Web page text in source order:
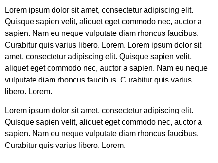
Lorem ipsum dolor sit amet, consectetur adipiscing elit.
Quisque sapien velit, aliquet eget commodo nec, auctor a
sapien. Nam eu neque vulputate diam rhoncus faucibus.
Curabitur quis varius libero. Lorem. Lorem ipsum dolor sit
amet, consectetur adipiscing elit. Quisque sapien velit,
aliquet eget commodo nec, auctor a sapien. Nam eu neque
vulputate diam rhoncus faucibus. Curabitur quis varius
libero. Lorem.
Lorem ipsum dolor sit amet, consectetur adipiscing elit.
Quisque sapien velit, aliquet eget commodo nec, auctor a
sapien. Nam eu neque vulputate diam rhoncus faucibus.
Curabitur quis varius libero. Lorem.